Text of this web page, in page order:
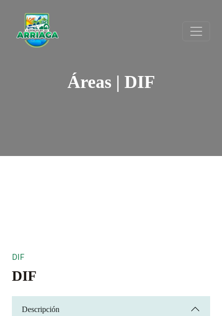
Áreas | DIF
DIF
DIF
Descripción